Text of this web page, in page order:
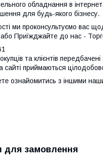
обладнання в
для будь-якого бізнесу.
ми проконсультуємо вас
Приїжджайте до нас -
та клієнтів
сайті приймаються
ознайомитись з іншими
для замовлення